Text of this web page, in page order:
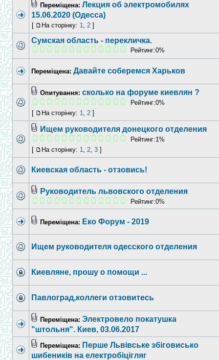
Переміщена: Лекция об электромобилях
15.06.2020 (Одесса)
[ На сторінку: 1, 2 ]
Сумская область - перекличка.
Рейтинг:0%
Переміщена: Давайте соберемся Харьков
Опитування: сколько на форуме киевлян ?
Рейтинг:0%
[
На сторінку: 1, 2 ]
Ищем руководителя донецкого отделения
Рейтинг:1%
[
На сторінку: 1, 2, 3 ]
Киевская область - отзовись!
Руководитель львовского отделения
Рейтинг:0%
Переміщена: Еко Форум - 2019
Ищем руководителя одесского отделения
Киевляне, прошу о помощи ...
Павлоград,коллеги отзовитесь
Переміщена: Электровело покатушка
"штольня". Киев, 03.06.2017
Переміщена: Перше Львівське збіговисько
шибеників на електробіцігляг